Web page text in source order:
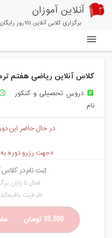
آنلاین آموزان
برگزاری کلاس آنلاین (10روز رایگان)
آزمون
کلاس آنلاین ریاضی هفتم ترم
assignment دروس تحصیلی و کنکور
نام
در حال حاضر این
«جهت رزرو دوره به
ثبت نام در کلاس
فعال تا پایان
ظرفیت
95,000 تومان